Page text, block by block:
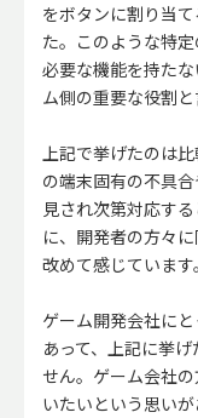
をボタンに割り当
た。このような特
必要な機能を持た
ム側の重要な役割と
上記で挙げたのは
の端末固有の不具
見され次第対応す
に、開発者の方々
改めて感じています。
ゲーム開発会社に
あって、上記に挙
せん。ゲーム会社
いたいという思い